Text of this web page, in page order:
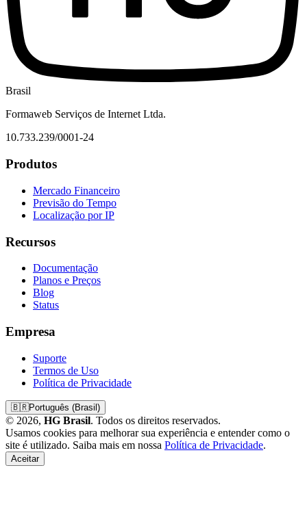
Brasil
Formaweb Serviços de Internet Ltda.
10.733.239/0001-24
Produtos
Mercado Financeiro
Previsão do Tempo
Localização por IP
Recursos
Documentação
Planos e Preços
Blog
Status
Empresa
Suporte
Termos de Uso
Política de Privacidade
🇧🇷Português (Brasil)
© 2026, HG Brasil. Todos os direitos reservados.
Usamos cookies para melhorar sua experiência e entender como o
site é utilizado. Saiba mais em nossa Política de Privacidade.
Aceitar